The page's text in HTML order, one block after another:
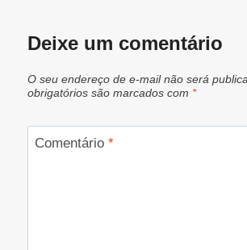
Deixe um comentário
O seu endereço de e-mail não será
obrigatórios são marcados com *
Comentário *